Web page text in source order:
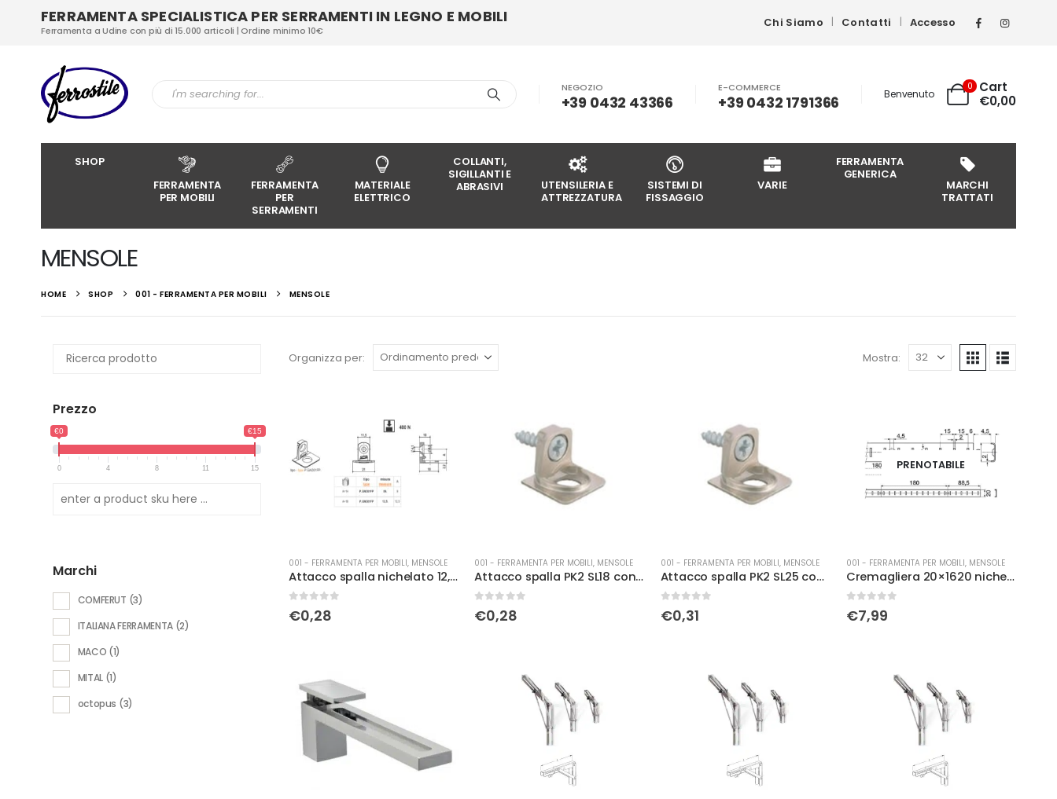
FERRAMENTA SPECIALISTICA PER SERRAMENTI IN LEGNO E MOBILI
Ferramenta a Udine con più di 15.000 articoli | Ordine minimo 10€
Chi Siamo Contatti Accesso
NEGOZIO
+39 0432 43366
E-COMMERCE
+39 0432 1791366 Benvenuto
0
Cart
€0,00
SHOP
FERRAMENTA
PER MOBILI
FERRAMENTA
PER
SERRAMENTI
MATERIALE
ELETTRICO
COLLANTI,
SIGILLANTI E
ABRASIVI
UTENSILERIA E
ATTREZZATURA
SISTEMI DI
FISSAGGIO
VARIE
FERRAMENTA
GENERICA
MARCHI
TRATTATI
MENSOLE
HOME SHOP 001 - FERRAMENTA PER MOBILI MENSOLE
Organizza per: Mostra:
001 - FERRAMENTA PER MOBILI, MENSOLE
Attacco spalla nichelato 12,5 foro euro
Su 5
€0,28
001 - FERRAMENTA PER MOBILI, MENSOLE
Attacco spalla PK2 SL18 con vite 4×16
Su 5
€0,28
001 - FERRAMENTA PER MOBILI, MENSOLE
Attacco spalla PK2 SL25 con vite 4×16
Su 5
€0,31
PRENOTABILE
001 - FERRAMENTA PER MOBILI, MENSOLE
Cremagliera 20×1620 nichelata
Su 5
€7,99
Prezzo
€0 €15
0 4 8 11 15
Marchi
COMFERUT (3)
ITALIANA FERRAMENTA (2)
MACO (1)
MITAL (1)
octopus (3)